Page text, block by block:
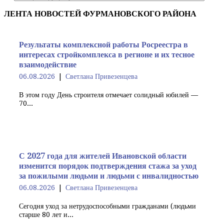
статей
ЛЕНТА НОВОСТЕЙ ФУРМАНОВСКОГО РАЙОНА
Результаты комплексной работы Росреестра в
интересах стройкомплекса в регионе и их тесное
взаимодействие
06.08.2026 Светлана Привезенцева
В этом году День строителя отмечает солидный юбилей —
70...
С 2027 года для жителей Ивановской области
изменится порядок подтверждения стажа за уход
за пожилыми людьми и людьми с инвалидностью
06.08.2026 Светлана Привезенцева
Сегодня уход за нетрудоспособными гражданами (людьми
старше 80 лет и...